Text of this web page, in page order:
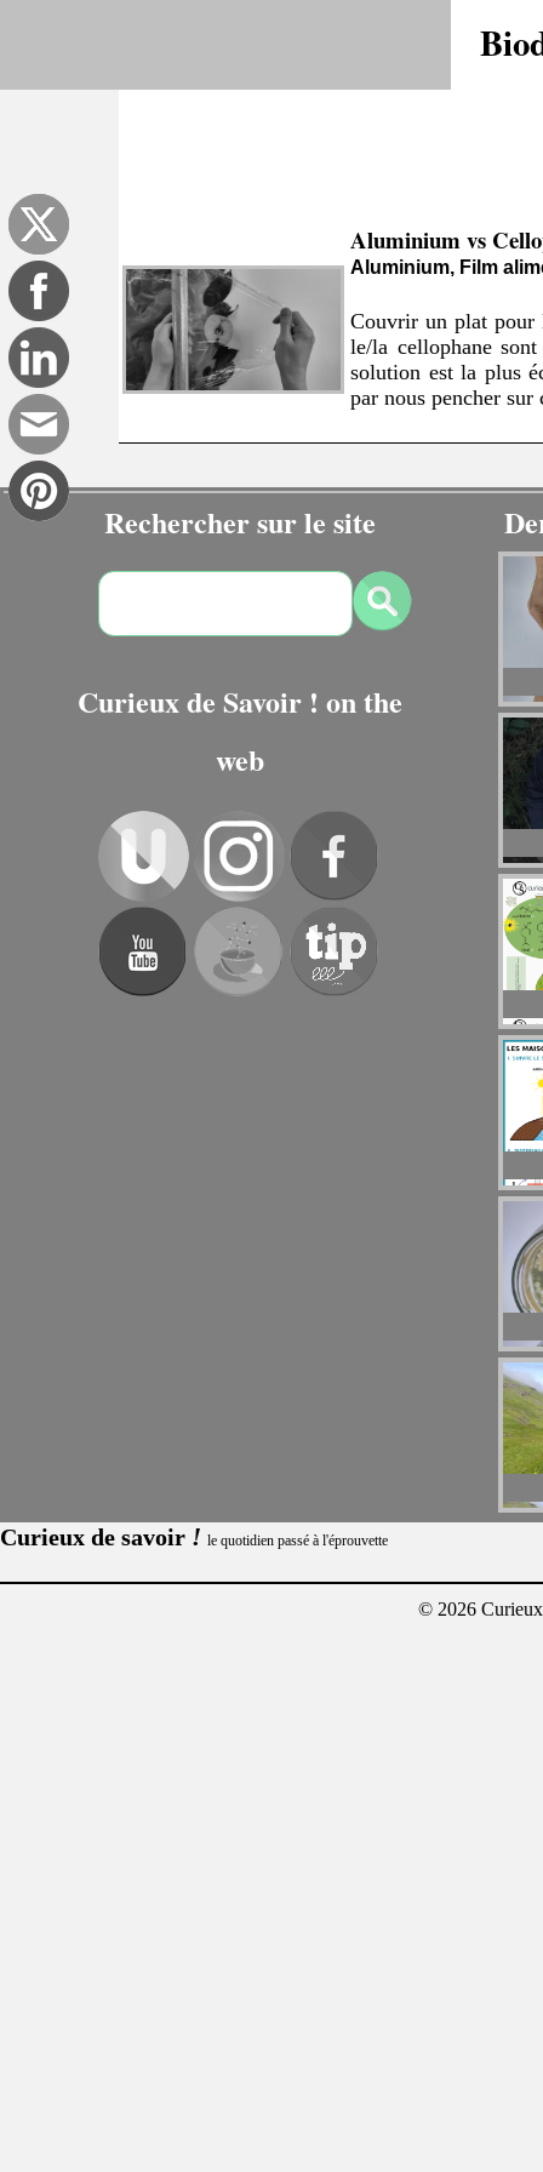
Aluminium vs
Aluminium, Film
Couvrir un plat pour
le/la cellophane
solution est la plus
par nous pencher
Rechercher sur le site
Curieux de Savoir ! on the
web
Curieux de savoir ! le quotidien passé à l'éprouvette
© 2026